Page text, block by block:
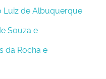
Luiz de Albuquerque
Souza e
da Rocha e